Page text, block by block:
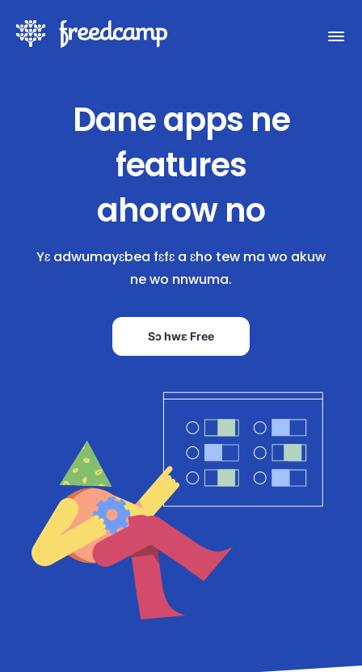
Dane apps ne
features
ahorow no
Yɛ adwumayɛbea fɛfɛ a ɛho tew ma wo akuw
ne wo nnwuma.
Sɔ hwɛ Free